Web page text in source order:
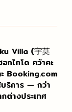
Villa (宇莫
กไกโด คว้าคะ
Booking.com
ริการ — กว่า
ต่างประเทศ